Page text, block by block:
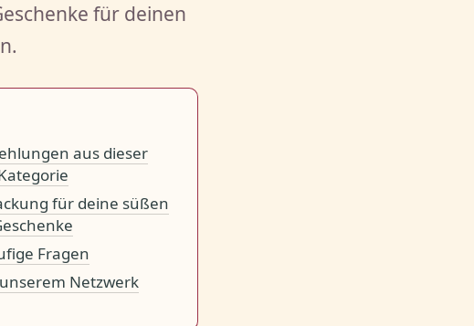
für deinen
aus dieser
für deine süßen
Fragen
Netzwerk